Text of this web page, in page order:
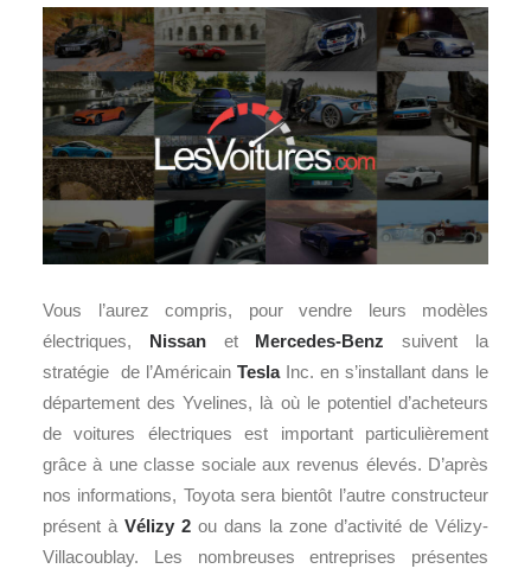
Vous l’aurez compris, pour vendre leurs modèles
électriques, Nissanet Mercedes-Benz suivent la
stratégie de l’Américain TeslaInc. en s’installant dans le
département des Yvelines, là où le potentiel d’acheteurs
de voitures électriques est important particulièrement
grâce à une classe sociale aux revenus élevés. D’après
nos informations, Toyota sera bientôt l’autre constructeur
présent à Vélizy 2 ou dans la zone d’activité de Vélizy-
Villacoublay. Les nombreuses entreprises présentes